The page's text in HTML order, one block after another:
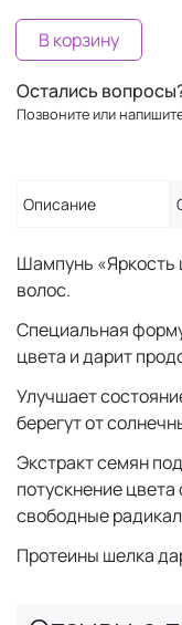
В корзину
Остались
Позвоните или
Описание
Шампунь «Яркость
волос.
Специальная
цвета и дарит
Улучшает
берегут от
Экстракт семян
потускнение
свободные
Протеины шелка